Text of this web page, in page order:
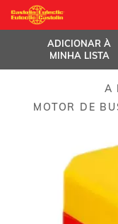
Passar
para
conteúdo
ADICIONAR À
MINHA LISTA
190 NHR
A
MOTOR DE